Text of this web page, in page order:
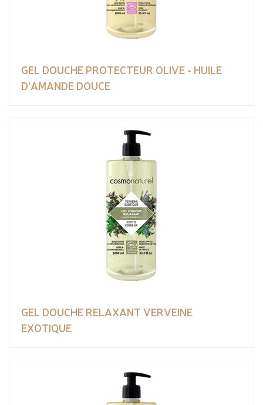
GEL DOUCHE PROTECTEUR OLIVE - HUILE
D'AMANDE DOUCE
GEL DOUCHE RELAXANT VERVEINE
EXOTIQUE